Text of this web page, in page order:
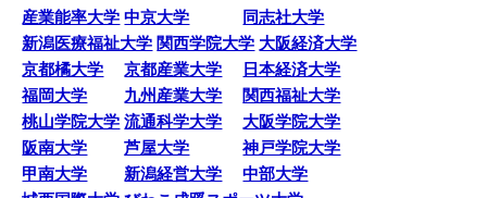
産業能率大学 中京大学
同志社大学
新潟医療福祉大学 関西学院大学 大阪経済大学
京都橘大学
京都産業大学
日本経済大学
福岡大学
九州産業大学
関西福祉大学
桃山学院大学 流通科学大学
大阪学院大学
阪南大学
芦屋大学
神戸学院大学
甲南大学
新潟経営大学
中部大学